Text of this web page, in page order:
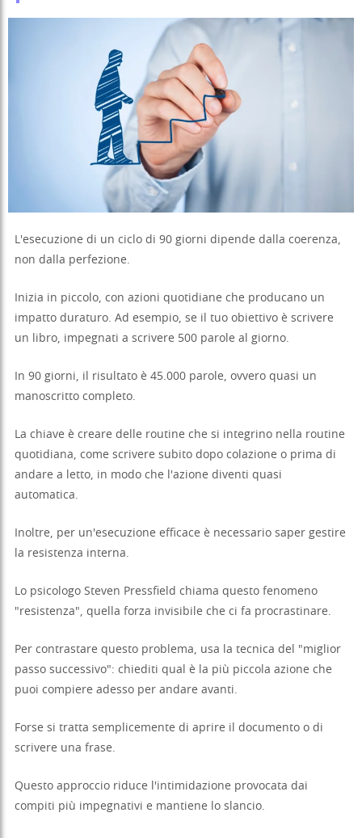
L'esecuzione di un ciclo di 90 giorni dipende dalla coerenza,
non dalla perfezione.
Inizia in piccolo, con azioni quotidiane che producano un
impatto duraturo. Ad esempio, se il tuo obiettivo è scrivere
un libro, impegnati a scrivere 500 parole al giorno.
In 90 giorni, il risultato è 45.000 parole, ovvero quasi un
manoscritto completo.
La chiave è creare delle routine che si integrino nella routine
quotidiana, come scrivere subito dopo colazione o prima di
andare a letto, in modo che l'azione diventi quasi
automatica.
Inoltre, per un'esecuzione efficace è necessario saper gestire
la resistenza interna.
Lo psicologo Steven Pressfield chiama questo fenomeno
"resistenza", quella forza invisibile che ci fa procrastinare.
Per contrastare questo problema, usa la tecnica del "miglior
passo successivo": chiediti qual è la più piccola azione che
puoi compiere adesso per andare avanti.
Forse si tratta semplicemente di aprire il documento o di
scrivere una frase.
Questo approccio riduce l'intimidazione provocata dai
compiti più impegnativi e mantiene lo slancio.